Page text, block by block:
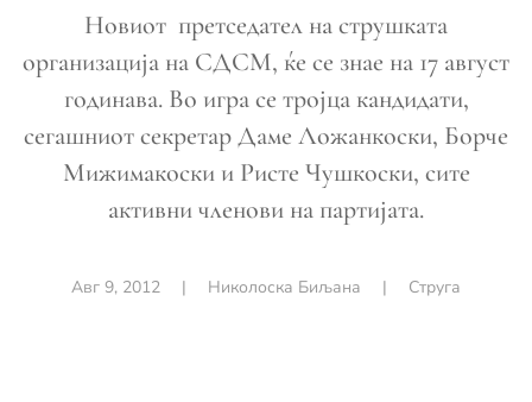
Новиот претседател на струшката
организација на СДСМ, ќе се знае на 17 август
годинава. Во игра се тројца кандидати,
сегашниот секретар Даме Ложанкоски, Борче
Мижимакоски и Ристе Чушкоски, сите
активни членови на партијата.
Авг 9, 2012 | Николоска Биљана | Струга